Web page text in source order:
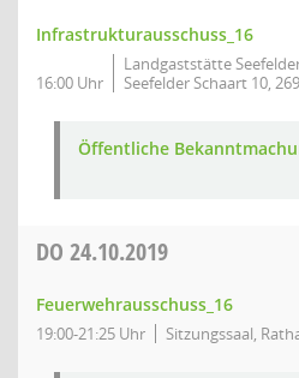
Infrastrukturausschuss_16
16:00 Uhr
Landgaststätte
Seefelder Schaart 10,
Öffentliche
DO 24.10.2019
Feuerwehrausschuss_16
19:00-21:25 Uhr Sitzungssaal,